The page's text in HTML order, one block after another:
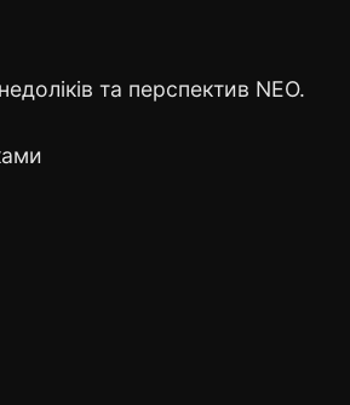
та перспектив NEO.